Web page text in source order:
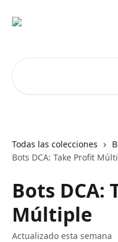
Todas las colecciones
Bots DCA: Take Profit
Bots DCA:
Múltiple
Actualizado esta semana